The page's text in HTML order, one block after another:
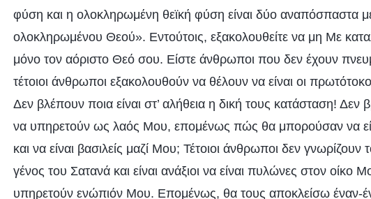
φύση και η ολοκληρωμένη θεϊκή φύση είναι δύο αναπόσπαστα
ολοκληρωμένου Θεού». Εντούτοις, εξακολουθείτε να μη Με
μόνο τον αόριστο Θεό σου. Είστε άνθρωποι που δεν έχουν
τέτοιοι άνθρωποι εξακολουθούν να θέλουν να είναι οι
Δεν βλέπουν ποια είναι στ’ αλήθεια η δική τους κατάσταση! Δεν
να υπηρετούν ως λαός Μου, επομένως πώς θα μπορούσαν να
και να είναι βασιλείς μαζί Μου; Τέτοιοι άνθρωποι δεν
γένος του Σατανά και είναι ανάξιοι να είναι πυλώνες στον
υπηρετούν ενώπιόν Μου. Επομένως, θα τους αποκλείσω έναν-